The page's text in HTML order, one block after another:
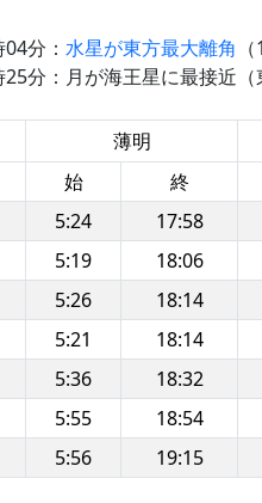
分： 水星が東方最大離角
分：月が海王星に最接近（
薄明
始 終
5:24 17:58
5:19 18:06
5:26 18:14
5:21 18:14
5:36 18:32
5:55 18:54
5:56 19:15